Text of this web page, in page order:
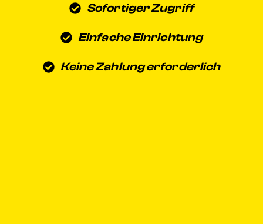
Sofortiger Zugriff
Einfache Einrichtung
Keine Zahlung erforderlich